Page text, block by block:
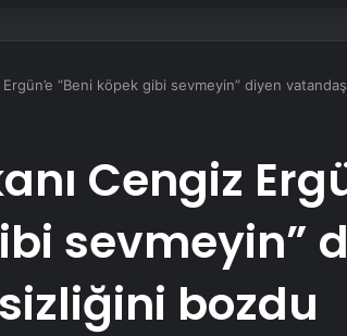
Ergün’e “Beni köpek gibi sevmeyin” diyen
Cengiz
sevmeyin”
bozdu